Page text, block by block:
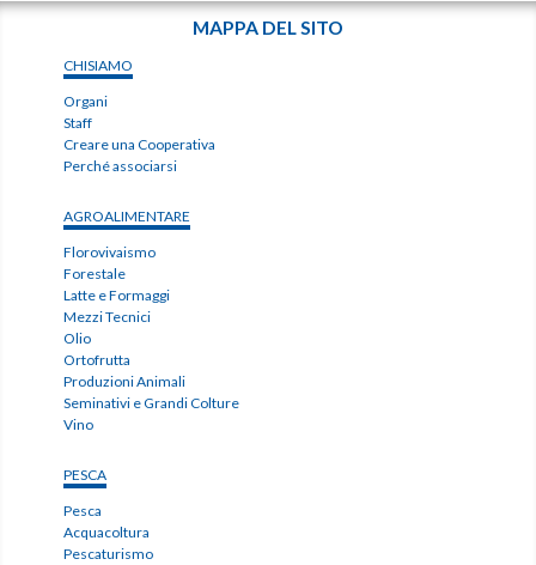
MAPPA DEL SITO
CHISIAMO
Organi
Staff
Creare una Cooperativa
Perché associarsi
AGROALIMENTARE
Florovivaismo
Forestale
Latte e Formaggi
Mezzi Tecnici
Olio
Ortofrutta
Produzioni Animali
Seminativi e Grandi Colture
Vino
PESCA
Pesca
Acquacoltura
Pescaturismo